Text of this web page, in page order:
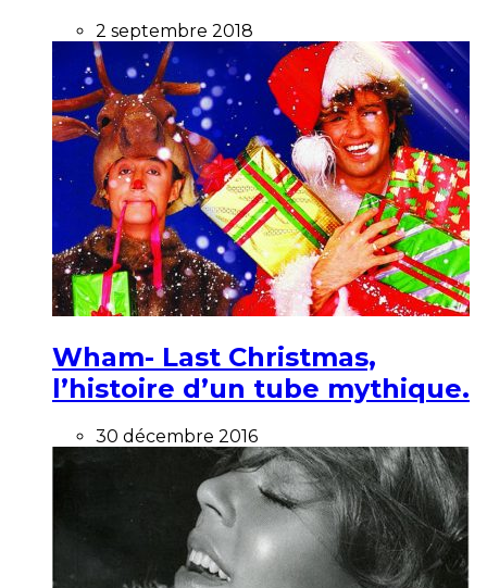
2 septembre 2018
Wham- Last Christmas,
l’histoire d’un tube mythique.
30 décembre 2016